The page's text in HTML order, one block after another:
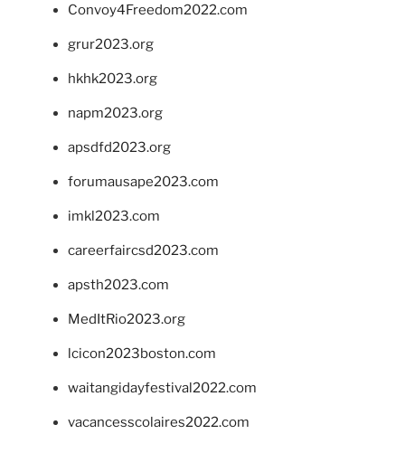
Convoy4Freedom2022.com
grur2023.org
hkhk2023.org
napm2023.org
apsdfd2023.org
forumausape2023.com
imkl2023.com
careerfaircsd2023.com
apsth2023.com
MedItRio2023.org
lcicon2023boston.com
waitangidayfestival2022.com
vacancesscolaires2022.com